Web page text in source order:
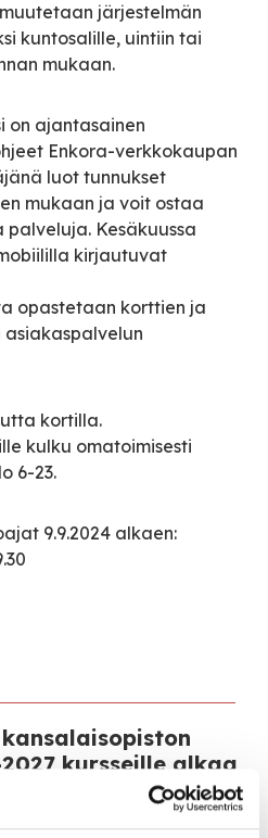
järjestelmän
kuntosalille, uintiin tai
mukaan.
on ajantasainen
Enkora-verkkokaupan
luot tunnukset
mukaan ja voit ostaa
Kesäkuussa
kirjautuvat
opastetaan korttien ja
kortilla.
kulku omatoimisesti
6-23.
9.9.2024 alkaen:
kursseille alkaa